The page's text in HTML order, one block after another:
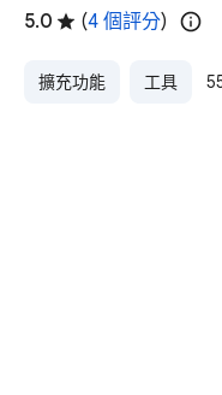
5.0 (4 個評分)
擴充功能 工具